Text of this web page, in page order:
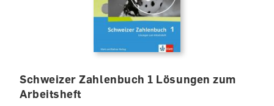
Schweizer Zahlenbuch 1 Lösungen zum
Arbeitsheft